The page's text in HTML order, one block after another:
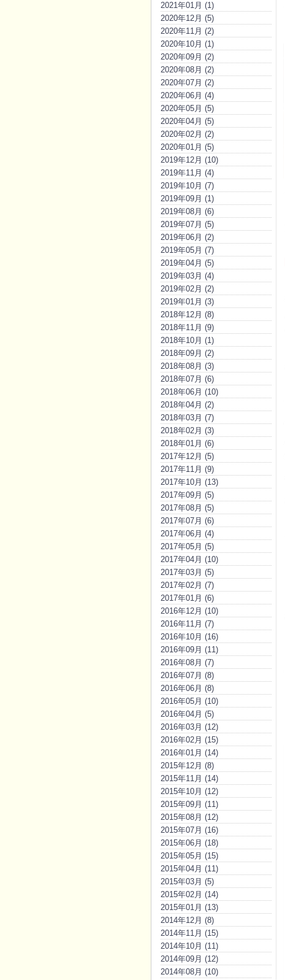
2021年01月 (1)
2020年12月 (5)
2020年11月 (2)
2020年10月 (1)
2020年09月 (2)
2020年08月 (2)
2020年07月 (2)
2020年06月 (4)
2020年05月 (5)
2020年04月 (5)
2020年02月 (2)
2020年01月 (5)
2019年12月 (10)
2019年11月 (4)
2019年10月 (7)
2019年09月 (1)
2019年08月 (6)
2019年07月 (5)
2019年06月 (2)
2019年05月 (7)
2019年04月 (5)
2019年03月 (4)
2019年02月 (2)
2019年01月 (3)
2018年12月 (8)
2018年11月 (9)
2018年10月 (1)
2018年09月 (2)
2018年08月 (3)
2018年07月 (6)
2018年06月 (10)
2018年04月 (2)
2018年03月 (7)
2018年02月 (3)
2018年01月 (6)
2017年12月 (5)
2017年11月 (9)
2017年10月 (13)
2017年09月 (5)
2017年08月 (5)
2017年07月 (6)
2017年06月 (4)
2017年05月 (5)
2017年04月 (10)
2017年03月 (5)
2017年02月 (7)
2017年01月 (6)
2016年12月 (10)
2016年11月 (7)
2016年10月 (16)
2016年09月 (11)
2016年08月 (7)
2016年07月 (8)
2016年06月 (8)
2016年05月 (10)
2016年04月 (5)
2016年03月 (12)
2016年02月 (15)
2016年01月 (14)
2015年12月 (8)
2015年11月 (14)
2015年10月 (12)
2015年09月 (11)
2015年08月 (12)
2015年07月 (16)
2015年06月 (18)
2015年05月 (15)
2015年04月 (11)
2015年03月 (5)
2015年02月 (14)
2015年01月 (13)
2014年12月 (8)
2014年11月 (15)
2014年10月 (11)
2014年09月 (12)
2014年08月 (10)